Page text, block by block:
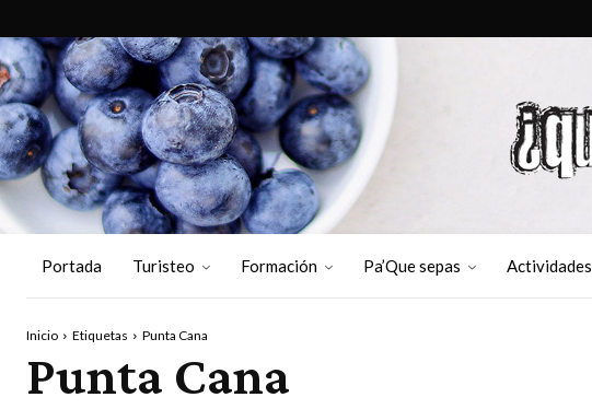
Portada Turisteo Formación Pa’Que sepas Actividades
Inicio Etiquetas Punta Cana
Punta Cana